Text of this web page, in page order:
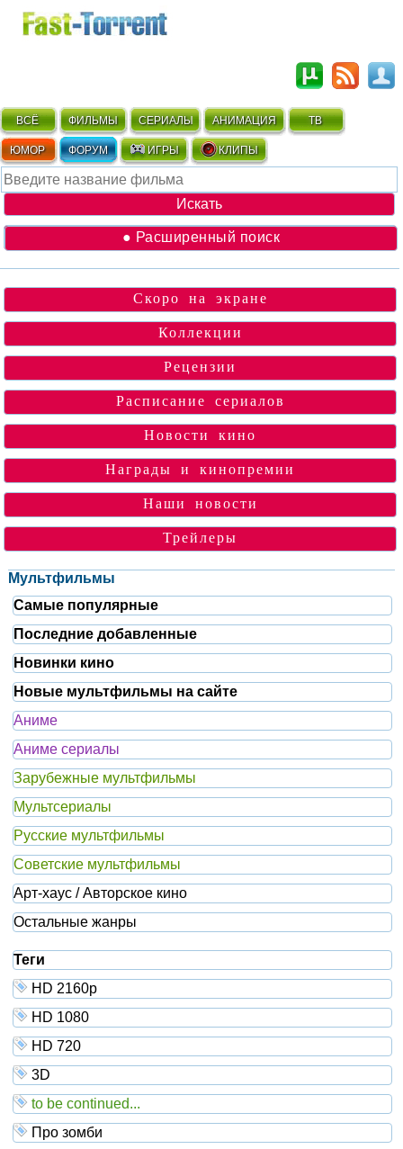
ВСЁ ФИЛЬМЫ СЕРИАЛЫ АНИМАЦИЯ ТВ
ЮМОР ФОРУМ ИГРЫ КЛИПЫ
● Расширенный поиск
Скоро на экране
Коллекции
Рецензии
Расписание сериалов
Новости кино
Награды и кинопремии
Наши новости
Трейлеры
Мультфильмы
Самые популярные
Последние добавленные
Новинки кино
Новые мультфильмы на сайте
Аниме
Аниме сериалы
Зарубежные мультфильмы
Мультсериалы
Русские мультфильмы
Советские мультфильмы
Арт-хаус / Авторское кино
Остальные жанры
Теги
HD 2160р
HD 1080
HD 720
3D
to be continued...
Про зомби